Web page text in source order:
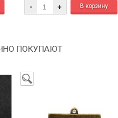
- +
ПОКУПАЮТ